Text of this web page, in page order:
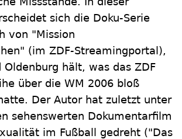
sich die Doku-Serie
von "Mission
(im ZDF-Streamingportal),
Oldenburg hält, was das ZDF
über die WM 2006 bloß
Der Autor hat zuletzt unter
sehenswerten Dokumentarfilm
im Fußball gedreht ("Das